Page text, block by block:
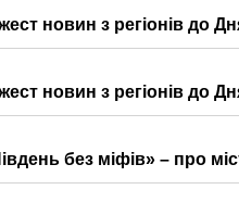
новин з регіонів до
новин з регіонів до
без міфів» – про